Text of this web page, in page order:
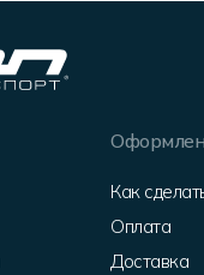
Как
Оплата
Доставка